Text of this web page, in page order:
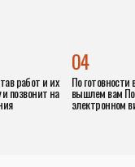
04
По
вышлем вам
электронном
работ и их
позвонит на